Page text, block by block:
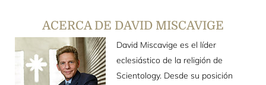
ACERCA DE DAVID MISCAVIGE
David Miscavige es el líder
eclesiástico de la religión de
Scientology. Desde su posición